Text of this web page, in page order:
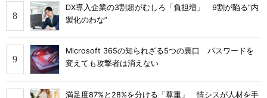
DX導入企業の3割超がむしろ「負担増」 9割が陥る“内
製化のわな”
Microsoft 365の知られざる5つの裏口 パスワードを
変えても攻撃者は消えない
満足度87%と28%を分ける「尊重」 情シスが人材を手